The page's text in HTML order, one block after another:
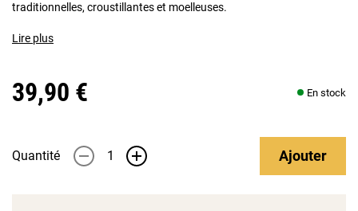
traditionnelles, croustillantes et moelleuses.
Lire plus
39,90 € En stock
Quantité - + Ajouter